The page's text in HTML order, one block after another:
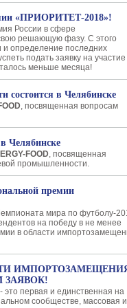
«ПРИОРИТЕТ-2018»!
России в сфере
решающую фазу. С этого
и определение последних
подать заявку на участие
меньше месяца!
состоится в Челябинске
, посвященная вопросам
Челябинске
FOOD, посвященная
промышленности.
премии
мира по футболу-
на победу в не менее
в области
ЗАЯВОК!
первая и единственная на
сообществе, массовая и